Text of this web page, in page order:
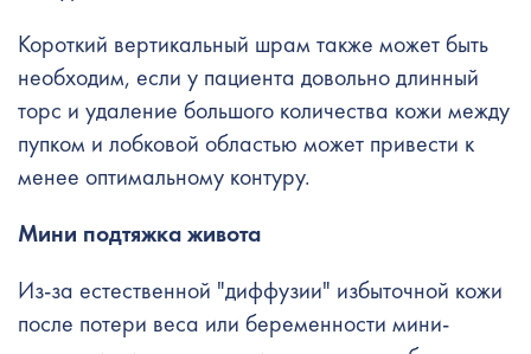
Короткий вертикальный шрам также может быть
необходим, если у пациента довольно длинный
торс и удаление большого количества кожи между
пупком и лобковой областью может привести к
менее оптимальному контуру.
Мини подтяжка живота
Из-за естественной "диффузии" избыточной кожи
после потери веса или беременности мини-